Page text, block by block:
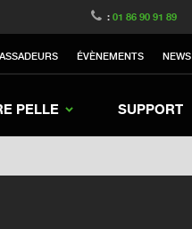
:01 86 90 91 89
ÉVÈNEMENTS NEWS
PELLE SUPPORT
Switch to Belgium
Switch to Poland
Switch to Japan